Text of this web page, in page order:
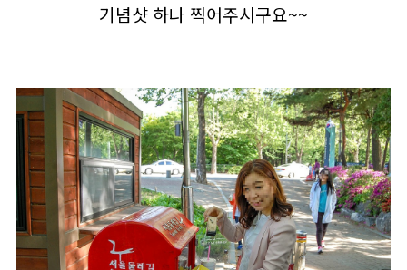
기념샷 하나 찍어주시구요~~